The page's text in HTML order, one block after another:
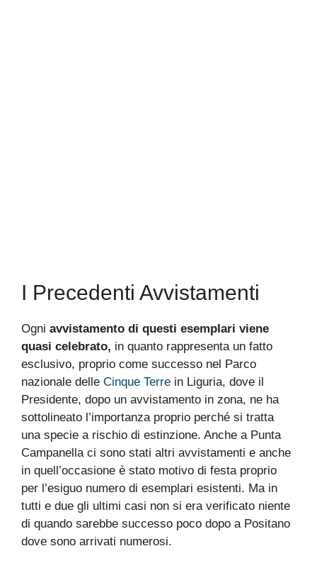
I Precedenti Avvistamenti
Ogni avvistamento di questi esemplari viene
quasi celebrato, in quanto rappresenta un fatto
esclusivo, proprio come successo nel Parco
nazionale delle Cinque Terre in Liguria, dove il
Presidente, dopo un avvistamento in zona, ne ha
sottolineato l’importanza proprio perché si tratta
una specie a rischio di estinzione. Anche a Punta
Campanella ci sono stati altri avvistamenti e anche
in quell’occasione è stato motivo di festa proprio
per l’esiguo numero di esemplari esistenti. Ma in
tutti e due gli ultimi casi non si era verificato niente
di quando sarebbe successo poco dopo a Positano
dove sono arrivati numerosi.